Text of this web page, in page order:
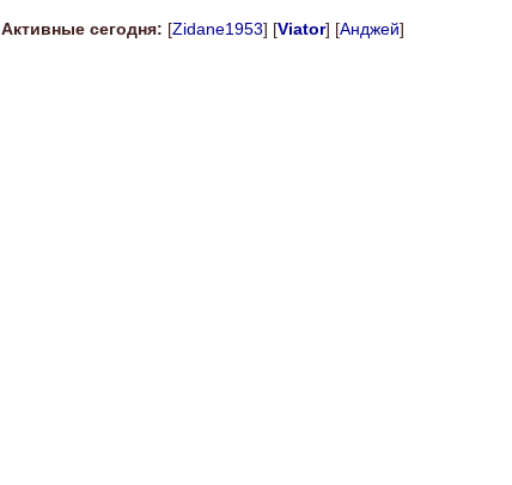
Активные сегодня: [Zidane1953] [Viator] [Анджей]